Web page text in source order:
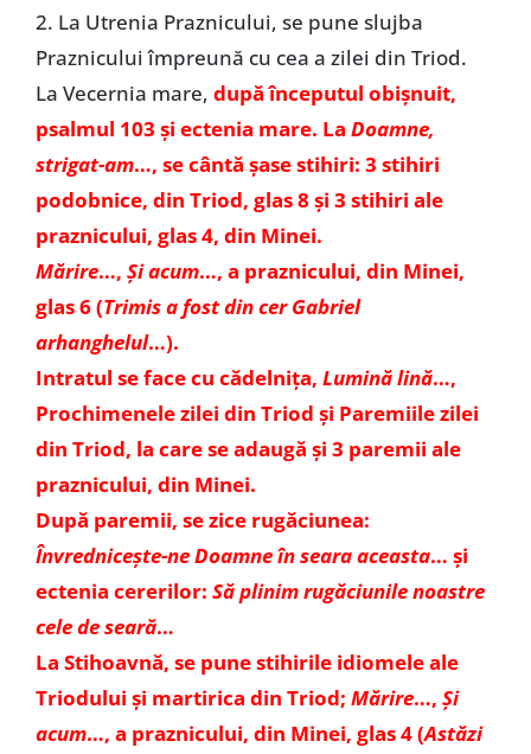
2. La Utrenia Praznicului, se pune slujba
Praznicului împreună cu cea a zilei din Triod.
La Vecernia mare, după începutul obişnuit,
psalmul 103 și ectenia mare. La Doamne,
strigat-am…, se cântă șase stihiri: 3 stihiri
podobnice, din Triod, glas 8 şi 3 stihiri ale
praznicului, glas 4, din Minei.
Mărire…, Şi acum…, a praznicului, din Minei,
glas 6 (Trimis a fost din cer Gabriel
arhanghelul…).
Intratul se face cu cădelnița, Lumină lină…,
Prochimenele zilei din Triod şi Paremiile zilei
din Triod, la care se adaugă și 3 paremii ale
praznicului, din Minei.
După paremii, se zice rugăciunea:
Învrednicește-ne Doamne în seara aceasta… și
ectenia cererilor: Să plinim rugăciunile noastre
cele de seară…
La Stihoavnă, se pune stihirile idiomele ale
Triodului și martirica din Triod; Mărire…, Şi
acum…, a praznicului, din Minei, glas 4 (Astăzi